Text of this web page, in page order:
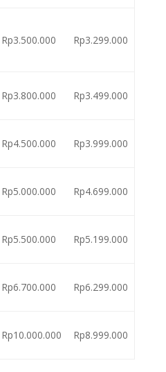
Rp3.500.000 Rp3.299.000
Rp3.800.000 Rp3.499.000
Rp4.500.000 Rp3.999.000
Rp5.000.000 Rp4.699.000
Rp5.500.000 Rp5.199.000
Rp6.700.000 Rp6.299.000
Rp10.000.000 Rp8.999.000